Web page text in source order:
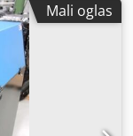
Mali oglas